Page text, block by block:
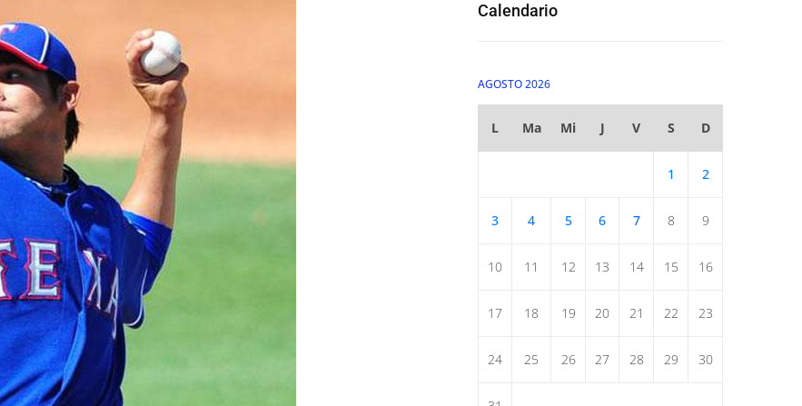
Calendario
AGOSTO 2026
L Ma Mi J V S D
1 2
3 4 5 6 7 8 9
10 11 12 13 14 15 16
17 18 19 20 21 22 23
24 25 26 27 28 29 30